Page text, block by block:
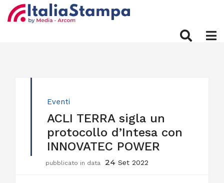
Eventi
ACLI TERRA sigla un
protocollo d’Intesa con
INNOVATEC POWER
pubblicato in data 24 Set 2022